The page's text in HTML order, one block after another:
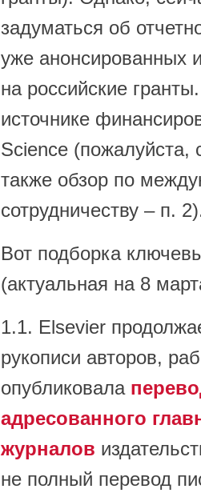
задуматься об
уже анонсированных
на российские
источнике
Science (пожалуйста,
также обзор по
сотрудничеству – п.
Вот подборка
(актуальная на 8
1.1. Elsevier
рукописи авторов,
опубликовала
адресованного
журналов
не полный перевод